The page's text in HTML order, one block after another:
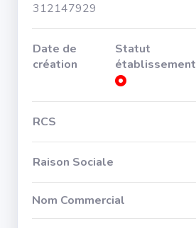
312147929
Date de
création
Statut
établissement
RCS
Raison Sociale
Nom Commercial